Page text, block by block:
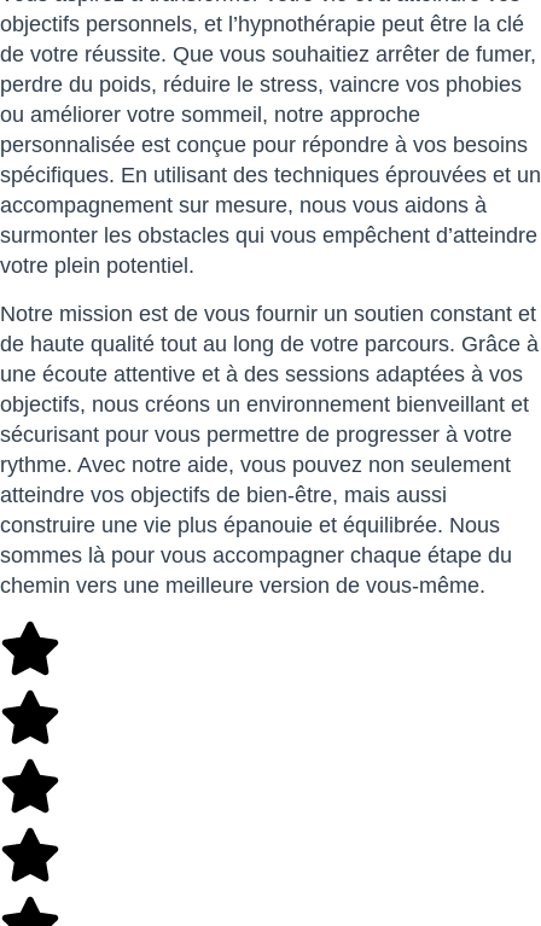
objectifs personnels, et l’hypnothérapie peut être la clé
de votre réussite. Que vous souhaitiez arrêter de fumer,
perdre du poids, réduire le stress, vaincre vos phobies
ou améliorer votre sommeil, notre approche
personnalisée est conçue pour répondre à vos besoins
spécifiques. En utilisant des techniques éprouvées et un
accompagnement sur mesure, nous vous aidons à
surmonter les obstacles qui vous empêchent d’atteindre
votre plein potentiel.
Notre mission est de vous fournir un soutien constant et
de haute qualité tout au long de votre parcours. Grâce à
une écoute attentive et à des sessions adaptées à vos
objectifs, nous créons un environnement bienveillant et
sécurisant pour vous permettre de progresser à votre
rythme. Avec notre aide, vous pouvez non seulement
atteindre vos objectifs de bien-être, mais aussi
construire une vie plus épanouie et équilibrée. Nous
sommes là pour vous accompagner chaque étape du
chemin vers une meilleure version de vous-même.